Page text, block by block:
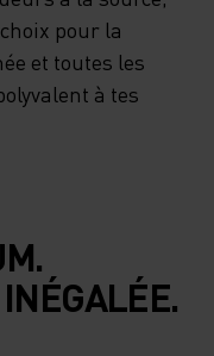
pour la
et toutes les
à tes